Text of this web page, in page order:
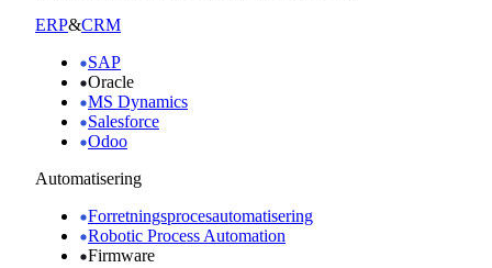
ERP&CRM
SAP
Oracle
MS Dynamics
Salesforce
Odoo
Automatisering
Forretningsprocesautomatisering
Robotic Process Automation
Firmware